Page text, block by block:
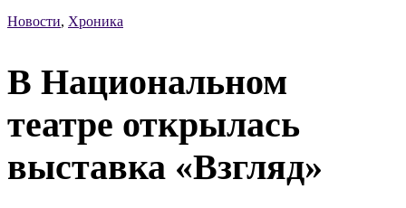
Новости, Хроника
В Национальном
театре открылась
выставка «Взгляд»